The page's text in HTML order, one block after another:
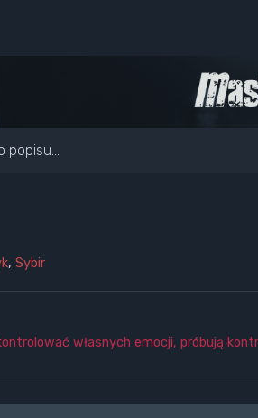
popisu...
, Sybir
własnych emocji, próbują